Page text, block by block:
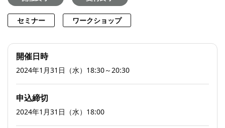
セミナー ワークショップ
開催日時
2024年1月31日（水）18:30～20:30
申込締切
2024年1月31日（水）18:00